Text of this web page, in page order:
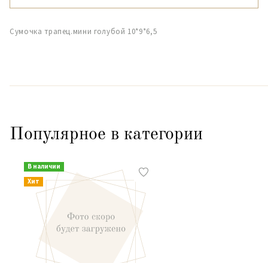
Сумочка трапец.мини голубой 10*9*6,5
Популярное в категории
В наличии
Хит